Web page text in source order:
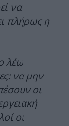
να
πλήρως η
λέω
να μην
οι
οι